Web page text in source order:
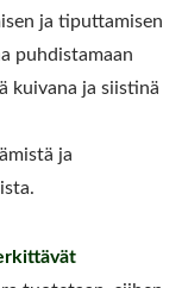
ja tiputtamisen
puhdistamaan
kuivana ja siistinä
ja